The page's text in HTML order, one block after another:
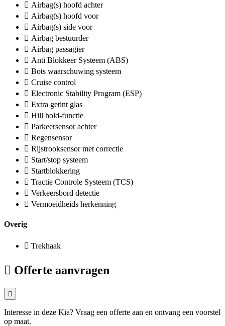
Airbag(s) hoofd achter
Airbag(s) hoofd voor
Airbag(s) side voor
Airbag bestuurder
Airbag passagier
Anti Blokkeer Systeem (ABS)
Bots waarschuwing systeem
Cruise control
Electronic Stability Program (ESP)
Extra getint glas
Hill hold-functie
Parkeersensor achter
Regensensor
Rijstrooksensor met correctie
Start/stop systeem
Startblokkering
Tractie Controle Systeem (TCS)
Verkeersbord detectie
Vermoeidheids herkenning
Overig
Trekhaak
Offerte aanvragen
Interesse in deze Kia? Vraag een offerte aan en ontvang een voorstel
op maat.